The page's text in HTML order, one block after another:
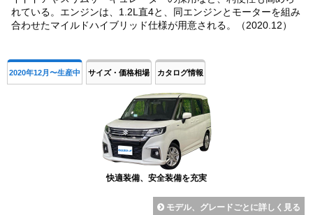
れている。エンジンは、1.2L直4と、同エンジンとモーターを組み
合わせたマイルドハイブリッド仕様が用意される。（2020.12）
2020年12月〜生産中 サイズ・価格相場 カタログ情報
快適装備、安全装備を充実
モデル、グレードごとに詳しく見る